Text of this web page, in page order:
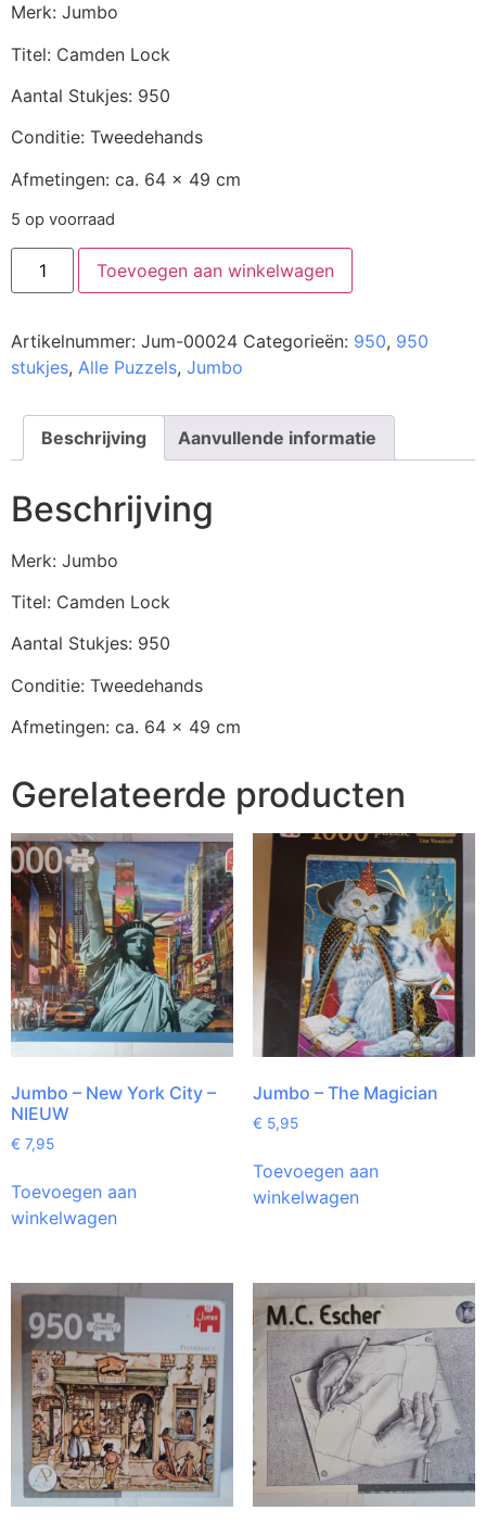
Merk: Jumbo
Titel: Camden Lock
Aantal Stukjes: 950
Conditie: Tweedehands
Afmetingen: ca. 64 x 49 cm
5 op voorraad
Toevoegen aan winkelwagen
Artikelnummer: Jum-00024 Categorieën: 950, 950
stukjes, Alle Puzzels, Jumbo
Beschrijving Aanvullende informatie
Beschrijving
Merk: Jumbo
Titel: Camden Lock
Aantal Stukjes: 950
Conditie: Tweedehands
Afmetingen: ca. 64 x 49 cm
Gerelateerde producten
Jumbo – New York City –
NIEUW
€ 7,95
Toevoegen aan
winkelwagen
Jumbo – The Magician
€ 5,95
Toevoegen aan
winkelwagen